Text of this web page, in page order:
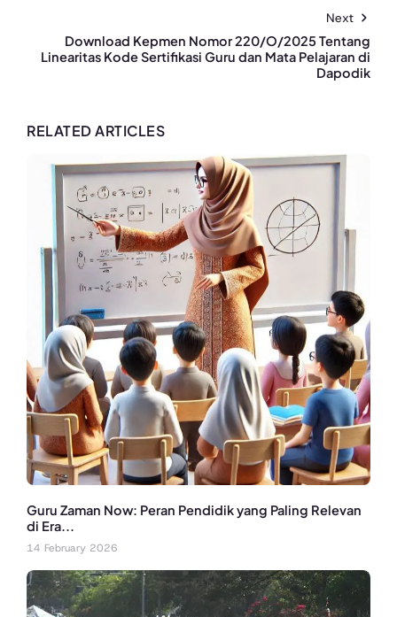
Next
Download Kepmen Nomor 220/O/2025 Tentang
Linearitas Kode Sertifikasi Guru dan Mata Pelajaran di
Dapodik
RELATED ARTICLES
Guru Zaman Now: Peran Pendidik yang Paling Relevan
di Era...
14 February 2026